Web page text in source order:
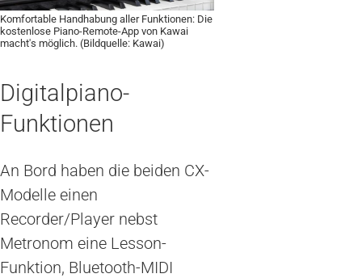
Komfortable Handhabung aller Funktionen: Die
kostenlose Piano-Remote-App von Kawai
macht's möglich. (Bildquelle: Kawai)
Digitalpiano-
Funktionen
An Bord haben die beiden CX-
Modelle einen
Recorder/Player nebst
Metronom eine Lesson-
Funktion, Bluetooth-MIDI